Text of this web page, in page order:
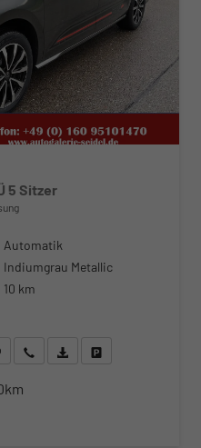
5 Sitzer
Automatik
Indiumgrau Metallic
10 km
WhatsApp anfragen
Wir rufen Sie anFahrzeugexposé (PDF)
Fahrzeug parken